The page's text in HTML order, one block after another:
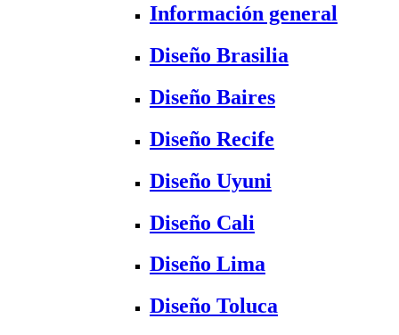
Información general
Diseño Brasilia
Diseño Baires
Diseño Recife
Diseño Uyuni
Diseño Cali
Diseño Lima
Diseño Toluca